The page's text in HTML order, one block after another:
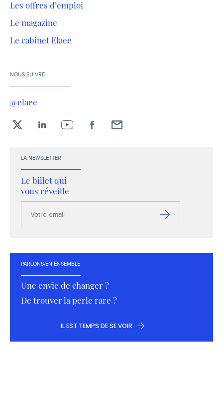
Les offres d’emploi
Le magazine
Le cabinet Elaee
NOUS SUIVRE
@elaee
LA NEWSLETTER
Le billet qui
vous réveille
email
S’inscrire
PARLONS-EN ENSEMBLE
Une envie de changer ?
De trouver la perle rare ?
IL EST TEMPS DE SE VOIR